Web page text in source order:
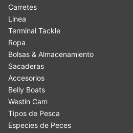
Carretes
Linea
Terminal Tackle
Ropa
Bolsas & Almacenamiento
Sacaderas
Accesorios
Belly Boats
Westin Cam
Tipos de Pesca
Especies de Peces